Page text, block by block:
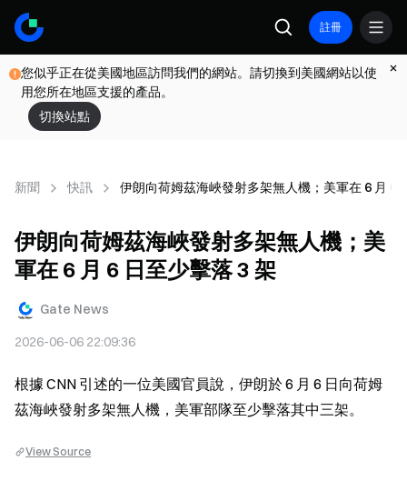
註冊
您似乎正在從美國地區訪問我們的網站。請切換到美國網站以使
用您所在地區支援的產品。
切換站點
新聞 快訊 伊朗向荷姆茲海峽發射多架無人機；美軍在 6 月 6
伊朗向荷姆茲海峽發射多架無人機；美
軍在 6 月 6 日至少擊落 3 架
Gate News
2026-06-06 22:09:36
根據 CNN 引述的一位美國官員說，伊朗於 6 月 6 日向荷姆
茲海峽發射多架無人機，美軍部隊至少擊落其中三架。
View Source